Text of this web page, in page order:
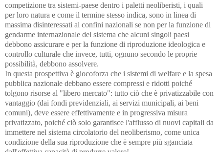
competizione tra sistemi-paese dentro i paletti neoliberisti, i quali
per loro natura e come il termine stesso indica, sono in linea di
massima disinteressati ai confini nazionali se non per la funzione di
gendarme internazionale del sistema che alcuni singoli paesi
debbono assicurare e per la funzione di riproduzione ideologica e
controllo culturale che invece, tutti, ognuno secondo le proprie
possibilità, debbono assolvere.
In questa prospettiva è giocoforza che i sistemi di welfare e la spesa
pubblica nazionale debbano essere compressi e ridotti poiché
tolgono risorse al "libero mercato": tutto ciò che è privatizzabile con
vantaggio (dai fondi previdenziali, ai servizi municipali, ai beni
comuni), deve essere effettivamente e in progressiva misura
privatizzato, poiché ciò solo garantisce l'afflusso di nuovi capitali da
immettere nel sistema circolatorio del neoliberismo, come unica
condizione della sua riproduzione che è sempre più sganciata